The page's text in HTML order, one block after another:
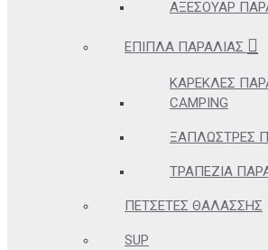
ΑΞΕΣΟΥΆΡ
ΈΠΙΠΛΑ ΠΑΡΑΛΊΑΣ
ΚΑΡΈΚΛΕΣ
CAMPING
ΞΑΠΛΏΣΤΡΕΣ
ΤΡΑΠΈΖΙΑ
ΠΕΤΣΈΤΕΣ ΘΑΛΆΣΣΗΣ
SUP